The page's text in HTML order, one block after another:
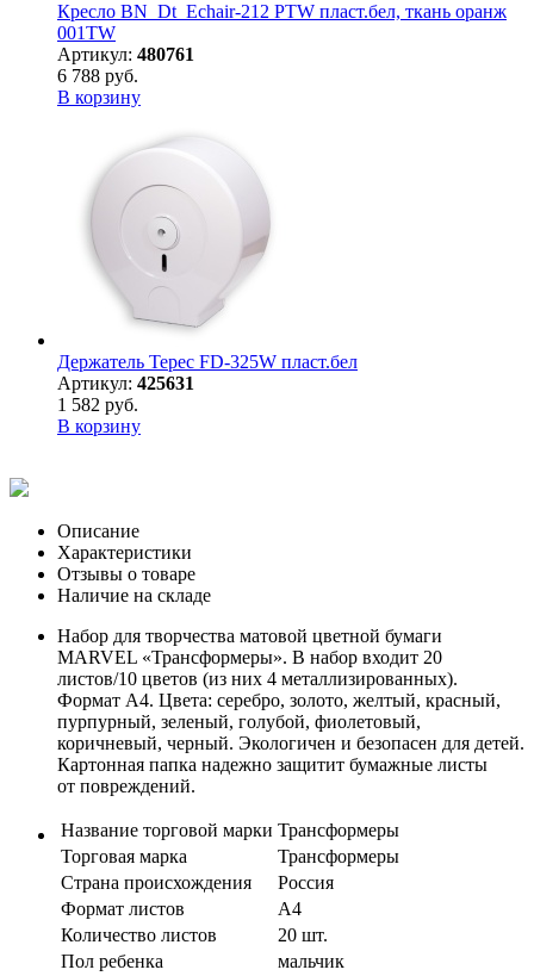
Кресло BN_Dt_Echair-212 PTW пласт.бел, ткань оранж
001TW
Артикул: 480761
6 788 руб.
В корзину
Держатель Терес FD-325W пласт.бел
Артикул: 425631
1 582 руб.
В корзину
Описание
Характеристики
Отзывы о товаре
Наличие на складе
Набор для творчества матовой цветной бумаги
MARVEL «Трансформеры». В набор входит 20
листов/10 цветов (из них 4 металлизированных).
Формат А4. Цвета: серебро, золото, желтый, красный,
пурпурный, зеленый, голубой, фиолетовый,
коричневый, черный. Экологичен и безопасен для детей.
Картонная папка надежно защитит бумажные листы
от повреждений.
Название торговой марки Трансформеры
Торговая марка
Трансформеры
Страна происхождения
Россия
Формат листов
А4
Количество листов
20 шт.
Пол ребенка
мальчик